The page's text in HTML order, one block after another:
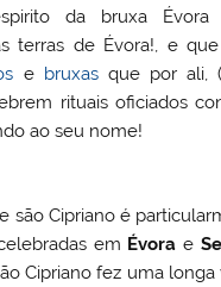
da bruxa Évora
terras de Évora!, e
e bruxasque por ali,
rituais oficiados
ao seu nome!
são Cipriano é
em Évora e
Cipriano fez uma longa